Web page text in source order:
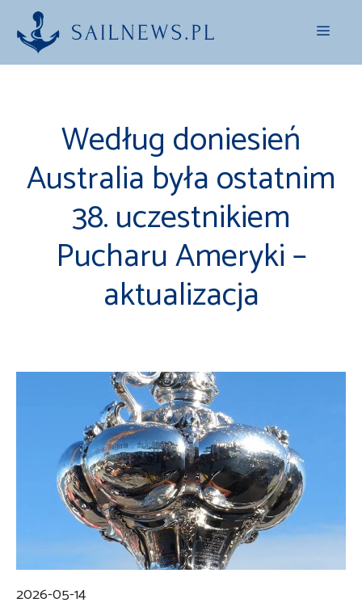
Przejdź
treści
Menu
Według doniesień
Australia była ostatnim
38. uczestnikiem
Pucharu Ameryki –
aktualizacja
2026-05-14